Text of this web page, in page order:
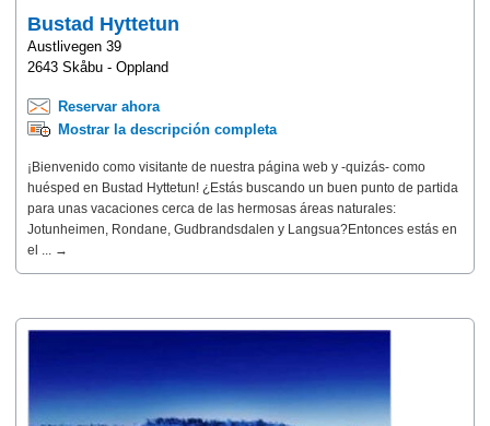
Bustad Hyttetun
Austlivegen 39
2643 Skåbu - Oppland
Reservar ahora
Mostrar la descripción completa
¡Bienvenido como visitante de nuestra página web y -quizás- como
huésped en Bustad Hyttetun! ¿Estás buscando un buen punto de partida
para unas vacaciones cerca de las hermosas áreas naturales:
Jotunheimen, Rondane, Gudbrandsdalen y Langsua?Entonces estás en
el ... →